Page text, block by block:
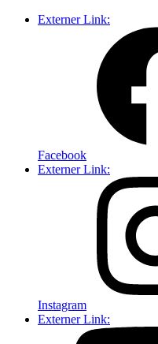
Externer Link:
Facebook
Externer Link:
Instagram
Externer Link: